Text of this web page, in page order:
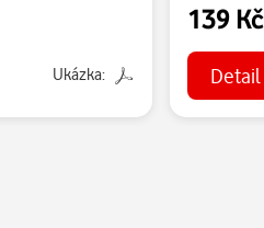
Ukázka:
139
Detail